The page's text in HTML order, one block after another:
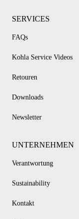
SERVICES
FAQs
Kohla Service Videos
Retouren
Downloads
Newsletter
UNTERNEHMEN
Verantwortung
Sustainability
Kontakt